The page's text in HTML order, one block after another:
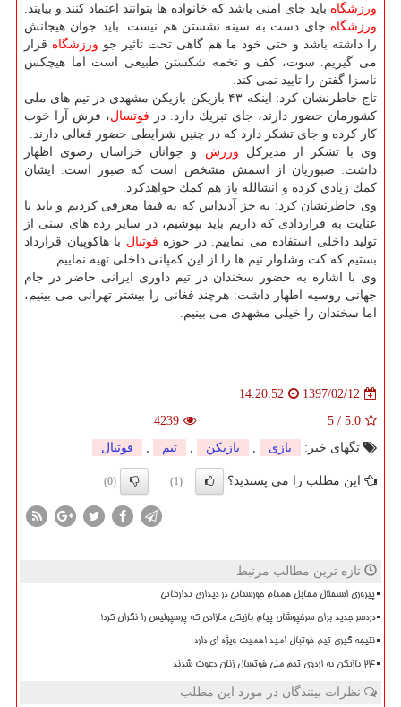
ورزشگاه باید جای امنی باشد كه خانواده ها بتوانند اعتماد كنند و بیایند.
ورزشگاه جای دست به سینه نشستن هم نیست. باید جوان هیجانش
را داشته باشد و حتی خود ما هم گاهی تحت تاثیر جو ورزشگاه قرار
می گیریم. سوت، كف و تخمه شكستن طبیعی است اما هیچكس
ناسزا گفتن را تایید نمی كند.
تاج خاطرنشان كرد: اینكه ۴۳ بازیكن بازیكن مشهدی در تیم های ملی
كشورمان حضور دارند، جای تبریك دارد. در فوتسال، فرش آرا خوب
كار كرده و جای تشكر دارد كه در چنین شرایطی حضور فعالی دارند.
وی با تشكر از مدیركل ورزش و جوانان خراسان رضوی اظهار
داشت: صبوریان از اسمش مشخص است كه صبور است. ایشان
كمك زیادی كرده و انشالله باز هم كمك خواهدكرد.
وی خاطرنشان كرد: به جز آدیداس كه به فیفا معرفی كردیم و باید با
عنایت به قراردادی كه داریم باید بپوشیم، در سایر رده های سنی از
تولید داخلی استفاده می نماییم. در حوزه فوتبال با هاكوپیان قرارداد
بستیم كه كت وشلوار تیم ها را از این كمپانی داخلی تهیه نماییم.
وی با اشاره به حضور سخندان در تیم داوری ایرانی حاضر در جام
جهانی روسیه اظهار داشت: هرچند فغانی را بیشتر تهرانی می بینیم،
اما سخندان را خیلی مشهدی می بینیم.
1397/02/12
14:20:52
5.0
/
5
4239
تگهای خبر:
بازی , بازیكن , تیم , فوتبال
این مطلب را می پسندید؟ (1)
(0)
تازه ترین مطالب مرتبط
پیروزی استقلال مقابل همنام خوزستانی در دیداری تدارکاتی
دردسر جدید برای سرخپوشان پیام بازیکن مازادی که پرسپولیس را نگران کرد!
نتیجه گیری تیم فوتبال امید اهمیت ویژه ای دارد
۲۴ بازیکن به اردوی تیم ملی فوتسال زنان دعوت شدند
نظرات بینندگان در مورد این مطلب